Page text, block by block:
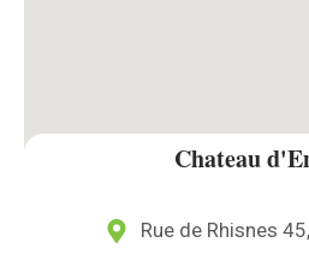
Chateau
Rue de Rhisnes